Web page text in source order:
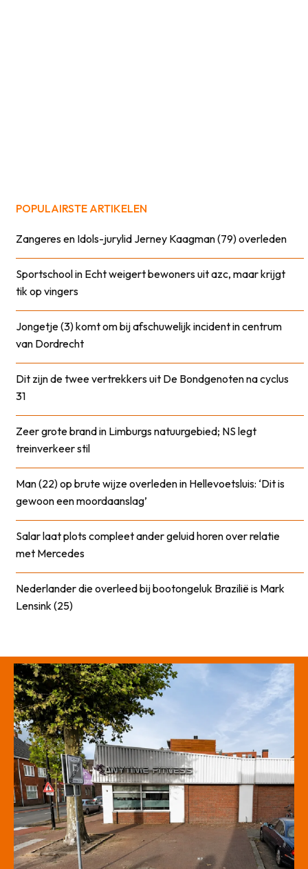
POPULAIRSTE ARTIKELEN
Zangeres en Idols-jurylid Jerney Kaagman (79) overleden
Sportschool in Echt weigert bewoners uit azc, maar krijgt
tik op vingers
Jongetje (3) komt om bij afschuwelijk incident in centrum
van Dordrecht
Dit zijn de twee vertrekkers uit De Bondgenoten na cyclus
31
Zeer grote brand in Limburgs natuurgebied; NS legt
treinverkeer stil
Man (22) op brute wijze overleden in Hellevoetsluis: ‘Dit is
gewoon een moordaanslag’
Salar laat plots compleet ander geluid horen over relatie
met Mercedes
Nederlander die overleed bij bootongeluk Brazilië is Mark
Lensink (25)